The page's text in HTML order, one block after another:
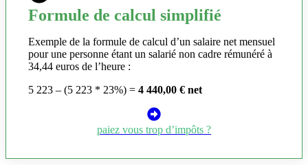
Formule de calcul simplifié
Exemple de la formule de calcul d’un salaire net mensuel
pour une personne étant un salarié non cadre rémunéré à
34,44 euros de l’heure :
5 223 – (5 223 * 23%) = 4 440,00 € net
paiez vous trop d’impôts ?